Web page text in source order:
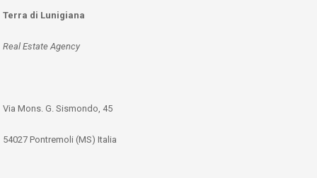
Terra di Lunigiana
Real Estate Agency
Via Mons. G. Sismondo, 45
54027 Pontremoli (MS) Italia